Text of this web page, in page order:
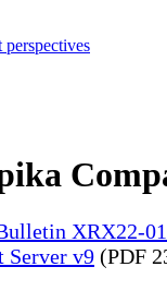
XRX22-
Server v9 (PDF